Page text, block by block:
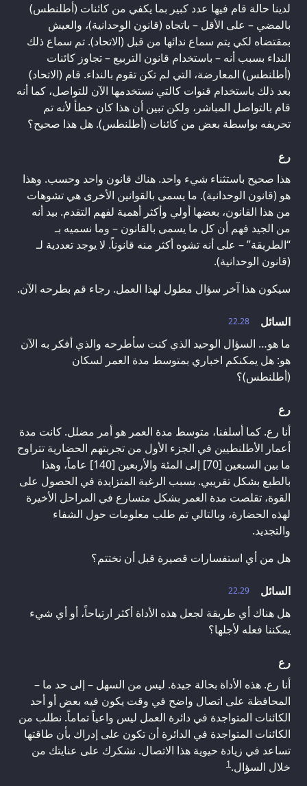
لدينا حالة قام فيها عدد كبير بما يكفي من كائنات (أطلنطس)
بالمضي – على الأقل – باتجاه (قانون الوحدانية)، والعيش
بمقتضاه لكي يتم سماع ندائها من قبل (الاتحاد). تم سماع ذلك
النداء بسبب أنه – باستخدام قانون التربيع – تجاوز كائنات
(أطلنطس) المعارضة، التي لم تكن تقوم بالنداء. قام (الاتحاد)
بعد ذلك باستخدام قنوات كالتي نستخدمها الآن للتواصل، كما أنه
قام بالتواصل المباشر، ولكن تبين أن هذا كان خطأ لأنه تم
تحريفه بواسطة بعض من كائنات (أطلنطس). هل هذا صحيح؟
رع
هذا صحيح باستثناء شيء واحد. هناك قانون واحد وحسب. وهذا
هو (قانون الوحدانية). ما يسمى بالقوانين الأخرى هي تشوهات
من هذا القانون، بعضها أولي وأكثر أهمية لفهم التقدم. بيد أنه
من الجيد فهم أن كل ما يسمى بالقانون – وما نسميه بـ
“الطريقة” – على أنه تشوه أكثر منه قانوناً. لا يوجد تعددية لـ
(قانون الوحدانية).
سيكون هذا آخر سؤال مطول لهذا العمل. رجاء قم بطرحه الآن.
22.28
السائل
ما هو… السؤال الوحيد الذي كنت سأطرحه والذي أفكر به الآن
هو: هل يمكنكم اخباري بمتوسط مدة العمر لسكان
(أطلنطس)؟
رع
أنا رع. كما أسلفنا، متوسط مدة العمر هو أمر مضلل. كانت مدة
أعمار الأطلنطيين في الجزء الأول من تجربتهم الحضارية تتراوح
ما بين السبعين [70] إلى المئة والأربعين [140] عاماً، وهذا
بالطبع بشكل تقريبي. بسبب الرغبة المتزايدة في الحصول على
القوة، تقلصت مدة العمر بشكل متسارع في المراحل الأخيرة
لهذه الحضارة، وبالتالي تم طلب معلومات حول الشفاء
والتجديد.
هل من أي استفسارات قصيرة قبل أن نختتم؟
22.29
السائل
هل هناك أي طريقة لجعل هذه الأداة أكثر ارتياحاً، أو أي شيء
يمكننا فعله لأجلها؟
رع
أنا رع. هذه الأداة بحالة جيدة. ليس من السهل – إلى حد ما –
المحافظة على اتصال واضح في وقت يكون فيه بعض أو أحد
الكائنات المتواجدة في دائرة العمل ليس واعياً تماماً. نطلب من
الكائنات المتواجدة في الدائرة أن تكون على إدراك بأن طاقتها
تساعد في زيادة حيوية هذا الاتصال. نشكرك على عنايتك من
خلال السؤال.1